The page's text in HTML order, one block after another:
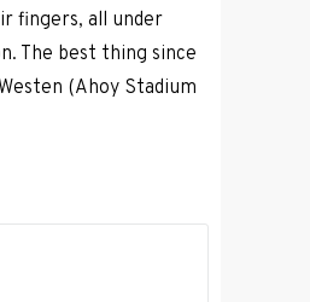
fingers, all under
The best thing since
(Ahoy Stadium